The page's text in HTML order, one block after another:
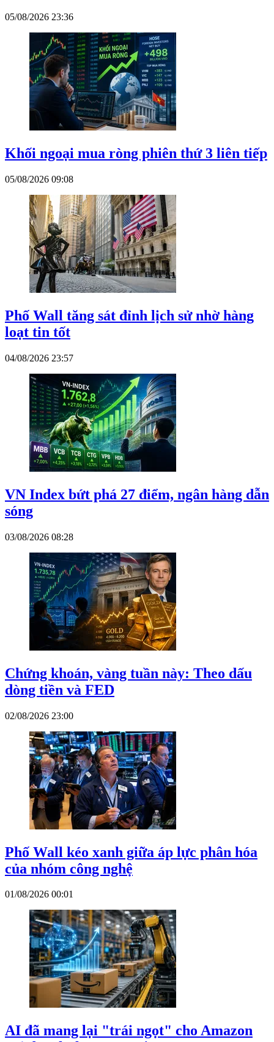
05/08/2026 23:36
Khối ngoại mua ròng phiên thứ 3 liên tiếp
05/08/2026 09:08
Phố Wall tăng sát đỉnh lịch sử nhờ hàng
loạt tin tốt
04/08/2026 23:57
VN Index bứt phá 27 điểm, ngân hàng dẫn
sóng
03/08/2026 08:28
Chứng khoán, vàng tuần này: Theo dấu
dòng tiền và FED
02/08/2026 23:00
Phố Wall kéo xanh giữa áp lực phân hóa
của nhóm công nghệ
01/08/2026 00:01
AI đã mang lại "trái ngọt" cho Amazon